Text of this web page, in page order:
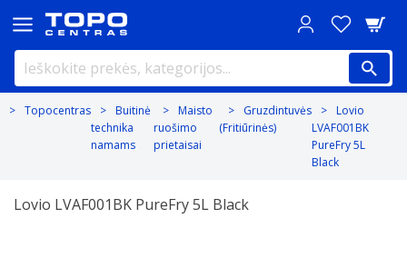
Topocentras
Buitinė
technika
namams
Maisto
ruošimo
prietaisai
Gruzdintuvės
(Fritiūrinės)
Lovio
LVAF001BK
PureFry 5L
Black
Lovio LVAF001BK PureFry 5L Black